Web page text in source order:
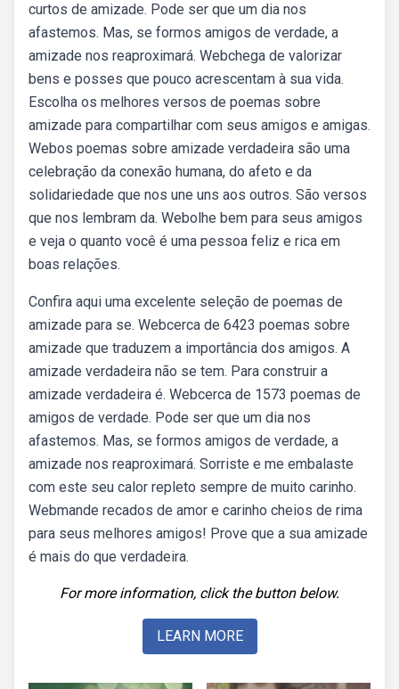
curtos de amizade. Pode ser que um dia nos
afastemos. Mas, se formos amigos de verdade, a
amizade nos reaproximará. Webchega de valorizar
bens e posses que pouco acrescentam à sua vida.
Escolha os melhores versos de poemas sobre
amizade para compartilhar com seus amigos e amigas.
Webos poemas sobre amizade verdadeira são uma
celebração da conexão humana, do afeto e da
solidariedade que nos une uns aos outros. São versos
que nos lembram da. Webolhe bem para seus amigos
e veja o quanto você é uma pessoa feliz e rica em
boas relações.
Confira aqui uma excelente seleção de poemas de
amizade para se. Webcerca de 6423 poemas sobre
amizade que traduzem a importância dos amigos. A
amizade verdadeira não se tem. Para construir a
amizade verdadeira é. Webcerca de 1573 poemas de
amigos de verdade. Pode ser que um dia nos
afastemos. Mas, se formos amigos de verdade, a
amizade nos reaproximará. Sorriste e me embalaste
com este seu calor repleto sempre de muito carinho.
Webmande recados de amor e carinho cheios de rima
para seus melhores amigos! Prove que a sua amizade
é mais do que verdadeira.
For more information, click the button below.
LEARN MORE